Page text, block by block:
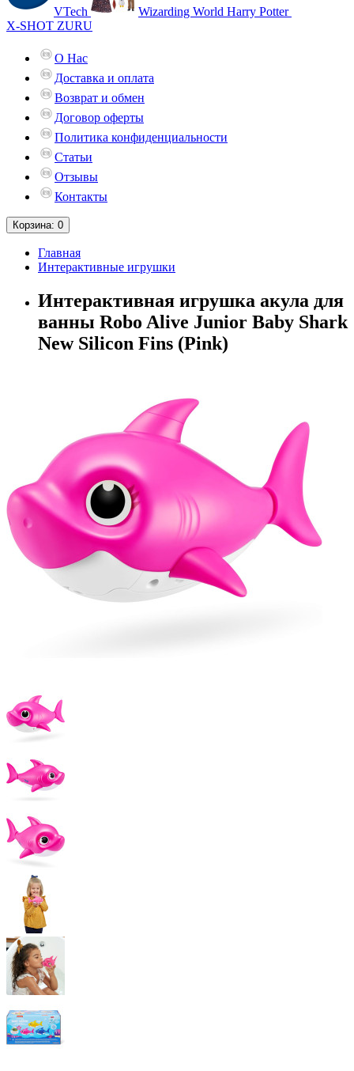
VTech
Wizarding World Harry Potter
X-SHOT ZURU
О Нас
Доставка и оплата
Возврат и обмен
Договор оферты
Политика конфиденциальности
Статьи
Отзывы
Контакты
Корзина: 0
Главная
Интерактивные игрушки
Интерактивная игрушка акула для
ванны Robo Alive Junior Baby Shark
New Silicon Fins (Pink)